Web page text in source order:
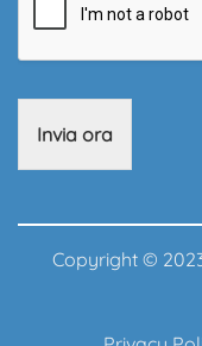
Invia ora
Copyright ©